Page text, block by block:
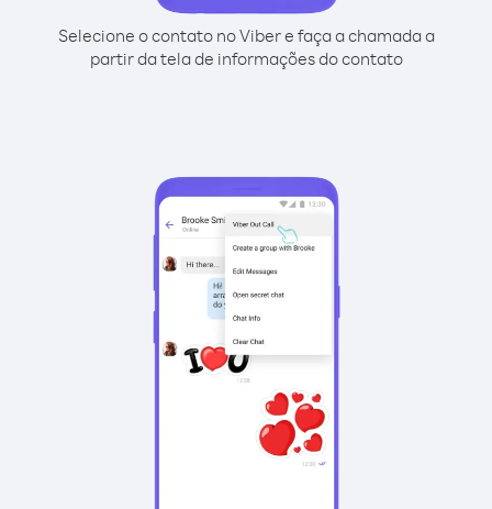
Selecione o contato no Viber e faça a chamada a
partir da tela de informações do contato